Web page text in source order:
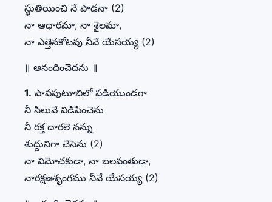
స్థుతియించి నే పాడనా (2)
నా ఆధారమా, నా శైలమా,
నా ఎత్తెనకోటవు నీవే యేసయ్య (2)
॥ ఆనందించెదను ॥
1. పాపపుటూబిలో పడియుండగా
నీ సిలువే విడిపించెను
నీ రక్త దారలె నన్ను
శుద్దునిగా చేసెను (2)
నా విమోచకుడా, నా బలవంతుడా,
నారక్షణశృంగము నీవే యేసయ్య (2)